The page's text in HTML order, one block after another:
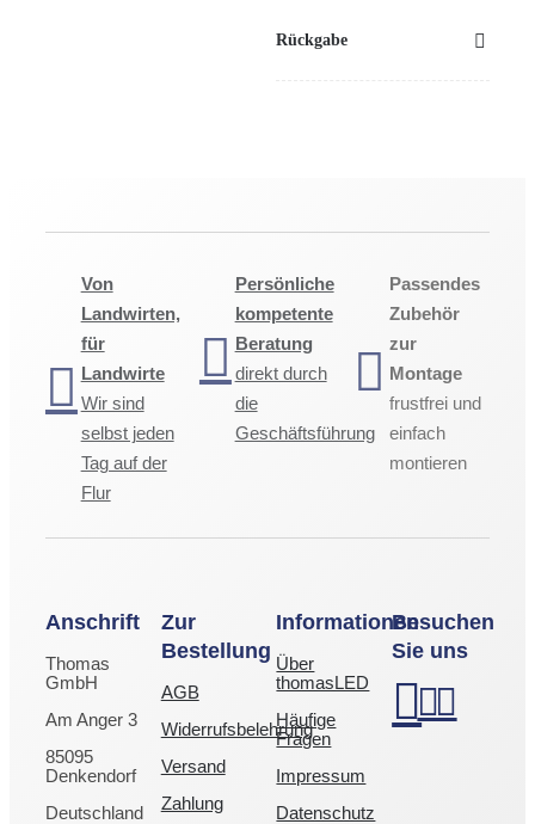
Rückgabe
Von
Landwirten,
für
Landwirte
Wir sind
selbst jeden
Tag auf der
Flur
Persönliche
kompetente
Beratung
direkt durch
die
Geschäftsführung
Passendes
Zubehör
zur
Montage
frustfrei und
einfach
montieren
Anschrift
Thomas
GmbH
Am Anger 3
85095
Denkendorf
Deutschland
Zur
Bestellung
AGB
Widerrufsbelehrung
Versand
Zahlung
Informationen
Über
thomasLED
Häufige
Fragen
Impressum
Datenschutz
Besuchen
Sie uns